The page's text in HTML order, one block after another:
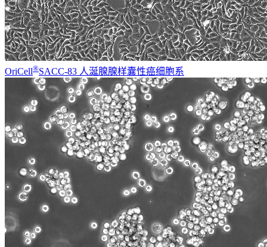
OriCell®SACC-83 人涎腺腺样囊性癌细胞系